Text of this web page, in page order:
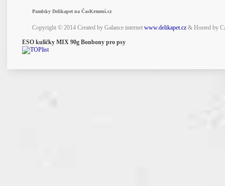
Pamlsky Delikapet na ČasKrmení.cz
Copyright © 2014 Created by Galance internet www.delikapet.cz& Hosted by
ESO kuličky MIX 90g Bonbony pro psy